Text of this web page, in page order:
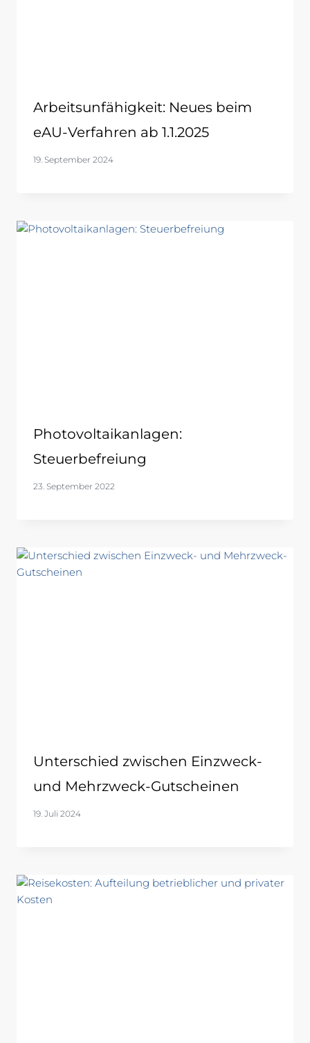
Arbeitsunfähigkeit: Neues beim
eAU-Verfahren ab 1.1.2025
19. September 2024
Photovoltaikanlagen:
Steuerbefreiung
23. September 2022
Unterschied zwischen Einzweck-
und Mehrzweck-Gutscheinen
19. Juli 2024